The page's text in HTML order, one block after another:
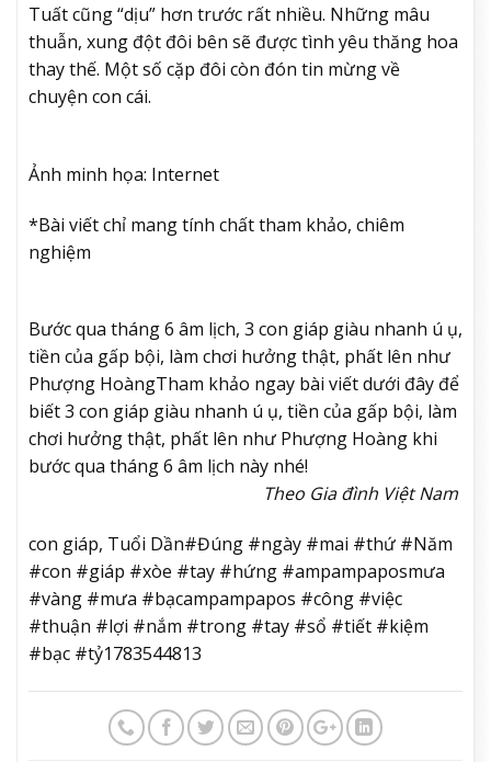
Tuất cũng “dịu” hơn trước rất nhiều. Những mâu
thuẫn, xung đột đôi bên sẽ được tình yêu thăng hoa
thay thế. Một số cặp đôi còn đón tin mừng về
chuyện con cái.
Ảnh minh họa: Internet
*Bài viết chỉ mang tính chất tham khảo, chiêm
nghiệm
Bước qua tháng 6 âm lịch, 3 con giáp giàu nhanh ú ụ,
tiền của gấp bội, làm chơi hưởng thật, phất lên như
Phượng HoàngTham khảo ngay bài viết dưới đây để
biết 3 con giáp giàu nhanh ú ụ, tiền của gấp bội, làm
chơi hưởng thật, phất lên như Phượng Hoàng khi
bước qua tháng 6 âm lịch này nhé!
Theo Gia đình Việt Nam
con giáp, Tuổi Dần#Đúng #ngày #mai #thứ #Năm
#con #giáp #xòe #tay #hứng #ampampaposmưa
#vàng #mưa #bạcampampapos #công #việc
#thuận #lợi #nắm #trong #tay #sổ #tiết #kiệm
#bạc #tỷ1783544813